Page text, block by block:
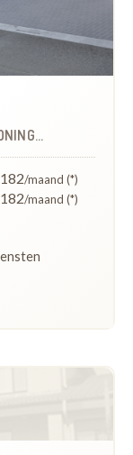
/maand (*)
/maand (*)